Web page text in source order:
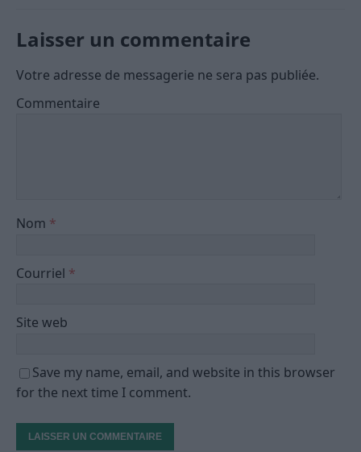
Laisser un commentaire
Votre adresse de messagerie ne sera pas publiée.
Commentaire
Nom *
Courriel *
Site web
Save my name, email, and website in this browser
for the next time I comment.